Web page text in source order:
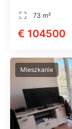
73 m²
€ 104500
Mieszkanie